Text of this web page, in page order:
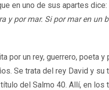
en uno de sus apartes dice:
y por mar. Si por mar en un
por un rey, guerrero, poeta y
Se trata del rey David y su
del Salmo 40. Allí, en los